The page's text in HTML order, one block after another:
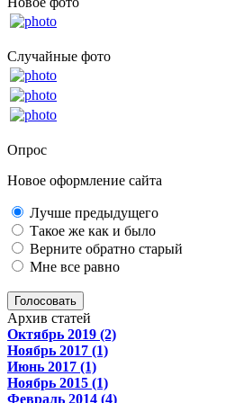
Случайные фото
Опрос
Новое оформление сайта
Лучше предыдущего
Такое же как и было
Верните обратно старый
Мне все равно
Голосовать
Архив статей
Октябрь 2019 (2)
Ноябрь 2017 (1)
Июнь 2017 (1)
Ноябрь 2015 (1)
Февраль 2014 (4)